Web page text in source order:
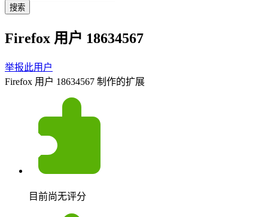
搜索
Firefox 用户 18634567
举报此用户
Firefox 用户 18634567 制作的扩展
目前尚无评分